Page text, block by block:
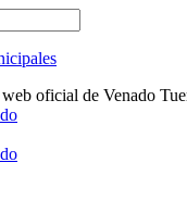
oficial de Venado